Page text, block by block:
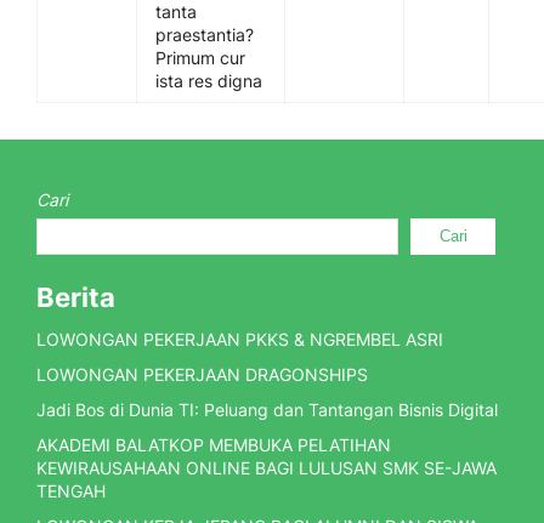
tanta
praestantia?
Primum cur
ista res digna
Cari
Cari
Berita
LOWONGAN PEKERJAAN PKKS & NGREMBEL ASRI
LOWONGAN PEKERJAAN DRAGONSHIPS
Jadi Bos di Dunia TI: Peluang dan Tantangan Bisnis Digital
AKADEMI BALATKOP MEMBUKA PELATIHAN
KEWIRAUSAHAAN ONLINE BAGI LULUSAN SMK SE-JAWA
TENGAH